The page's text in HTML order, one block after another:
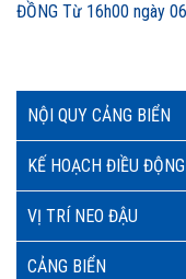
NỘI QUY CẢNG BIỂN
KẾ HOẠCH ĐIỀU
VỊ TRÍ NEO ĐẬU
CẢNG BIỂN
ĐỒNG Từ 16h00 ngày